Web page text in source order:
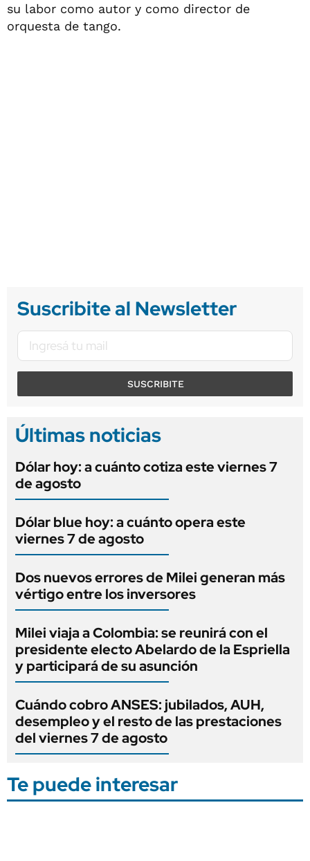
su labor como autor y como director de
orquesta de tango.
Suscribite al Newsletter
SUSCRIBITE
Últimas noticias
Dólar hoy: a cuánto cotiza este viernes 7
de agosto
Dólar blue hoy: a cuánto opera este
viernes 7 de agosto
Dos nuevos errores de Milei generan más
vértigo entre los inversores
Milei viaja a Colombia: se reunirá con el
presidente electo Abelardo de la Espriella
y participará de su asunción
Cuándo cobro ANSES: jubilados, AUH,
desempleo y el resto de las prestaciones
del viernes 7 de agosto
Te puede interesar